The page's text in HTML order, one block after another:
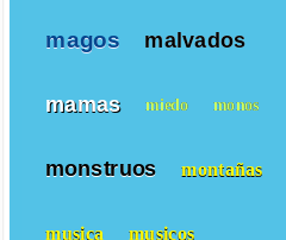
magos malvados
mamas miedo monos
monstruos montañas
musica musicos